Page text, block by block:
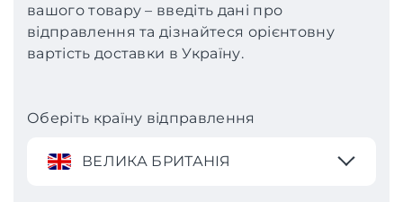
вашого товару – введіть дані про
відправлення та дізнайтеся орієнтовну
вартість доставки в Україну.
Оберіть країну відправлення
ВЕЛИКА БРИТАНІЯ